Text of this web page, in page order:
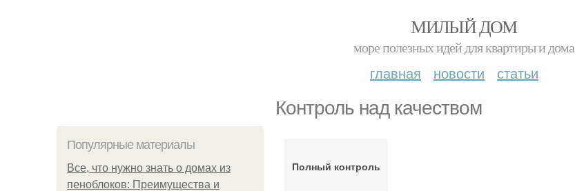
МИЛЫЙ ДОМ
море полезных идей для квартиры и дома
главная новости статьи
Контроль над качеством
Популярные материалы
Все, что нужно знать о домах из
пеноблоков: Преимущества и
Полный контроль